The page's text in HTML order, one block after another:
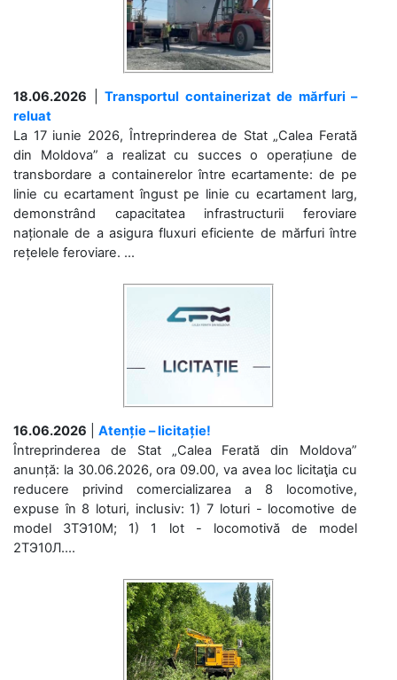
18.06.2026
Transportul containerizat de mărfuri –
reluat
La 17 iunie 2026, Întreprinderea de Stat „Calea Ferată
din Moldova” a realizat cu succes o operațiune de
transbordare a containerelor între ecartamente: de pe
linie cu ecartament îngust pe linie cu ecartament larg,
demonstrând capacitatea infrastructurii feroviare
naționale de a asigura fluxuri eficiente de mărfuri între
rețelele feroviare. ...
16.06.2026
Atenție – licitație!
Întreprinderea de Stat „Calea Ferată din Moldova”
anunță: la 30.06.2026, ora 09.00, va avea loc licitaţia cu
reducere privind comercializarea a 8 locomotive,
expuse în 8 loturi, inclusiv: 1) 7 loturi - locomotive de
model 3ТЭ10М; 1) 1 lot - locomotivă de model
2ТЭ10Л....